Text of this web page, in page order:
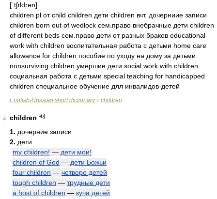
[ˈtʃɪldrən]
children pl от child children дети children вчт. дочерниие записи
children born out of wedlock сем.право внебрачные дети children
of different beds сем.право дети от разных браков educational
work with children воспитательная работа с детьми home care
allowance for children пособие по уходу на дому за детьми
nonsurviving children умершие дети social work with children
социальная работа с детьми special teaching for handicapped
children специальное обучение длл инвалидов-детей
English-Russian short dictionary> children
4
children
1. дочерние записи
2. дети
my children! — дети мои!
children of God — дети Божьи
four children — четверо детей
tough children — трудные дети
a host of children — куча детей